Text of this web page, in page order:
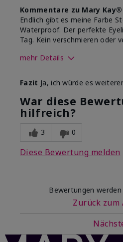
Kommentare zu Mary
Endlich gibt es meine Farbe
Waterproof. Der perfekte
Tag. Kein verschmieren oder
mehr Details
dieses Produkts?
Wie gefällt dir das Produkt
Vergleich zu anderen von dir
Dekorativkosmetikmarken?
Fazit Ja, ich würde es
War diese
hilfreich?
3 0
Diese Bewertung melden
Bewertungen
Zurück zum